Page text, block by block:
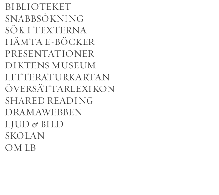
BIBLIOTEKET
SNABBSÖKNING
SÖK I TEXTERNA
HÄMTA E-BÖCKER
PRESENTATIONER
DIKTENS MUSEUM
LITTERATURKARTAN
ÖVERSÄTTARLEXIKON
SHARED READING
DRAMAWEBBEN
LJUD & BILD
SKOLAN
OM LB